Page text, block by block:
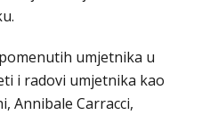
umjetnika u
i radovi umjetnika kao
Annibale Carracci,